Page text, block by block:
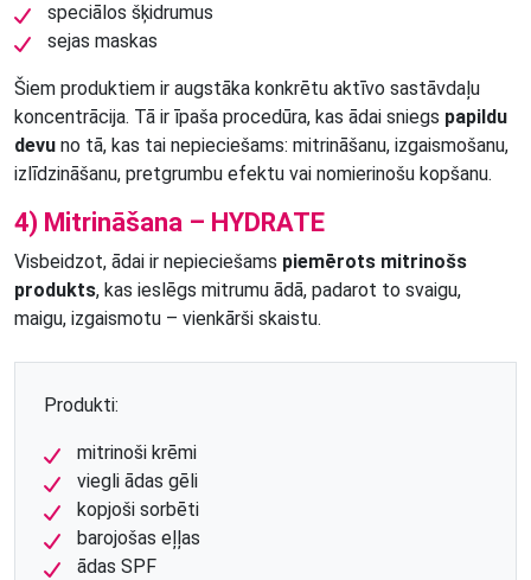
speciālos šķidrumus
sejas maskas
Šiem produktiem ir augstāka konkrētu aktīvo sastāvdaļu
koncentrācija. Tā ir īpaša procedūra, kas ādai sniegs papildu
devu no tā, kas tai nepieciešams: mitrināšanu, izgaismošanu,
izlīdzināšanu, pretgrumbu efektu vai nomierinošu kopšanu.
4) Mitrināšana – HYDRATE
Visbeidzot, ādai ir nepieciešams piemērots mitrinošs
produkts, kas ieslēgs mitrumu ādā, padarot to svaigu,
maigu, izgaismotu – vienkārši skaistu.
Produkti:
mitrinoši krēmi
viegli ādas gēli
kopjoši sorbēti
barojošas eļļas
ādas SPF